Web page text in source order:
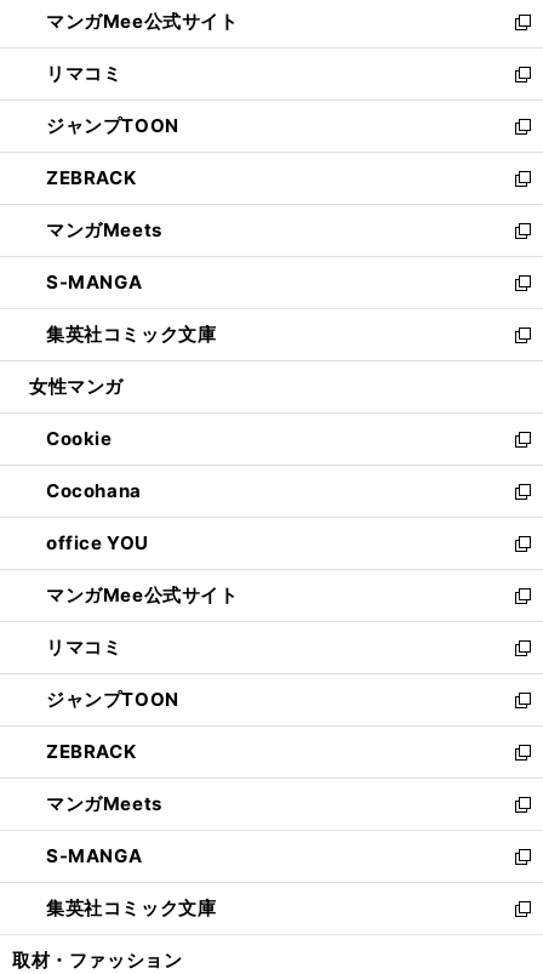
く
ド
ウ
で
開
く
ィ
ン
ド
ウ
で
開
く
い
ウ
ィ
ン
ド
ウ
で
開
く
マンガMee公式サイト
新
し
い
ウ
ィ
ン
ド
ウ
で
開
く
リマコミ
新
し
い
ウ
ィ
ン
ド
ウ
で
開
く
ジャンプTOON
新
し
い
ウ
ィ
ン
ド
ウ
で
開
ZEBRACK
新
し
い
ウ
ィ
ン
ド
ウ
開
く
マンガMeets
新
し
い
ウ
ィ
ン
ウ
で
開
く
S-MANGA
新
し
い
ウ
ン
ド
ウ
で
開
く
集英社コミック文庫
新
し
ウ
ィ
ン
ド
ウ
で
開
く
女性マンガ
Cookie
新
し
い
ウ
ィ
ン
ド
ウ
で
開
く
Cocohana
新
し
い
ウ
ィ
ン
ド
ウ
で
開
く
office YOU
新
し
い
ウ
ィ
ン
ド
ウ
で
開
く
マンガMee公式サイト
新
し
い
ウ
ィ
ン
ド
ウ
で
開
く
リマコミ
新
し
い
ウ
ィ
ン
ド
ウ
で
開
く
ジャンプTOON
新
し
い
ウ
ィ
ン
ド
ウ
で
開
ZEBRACK
新
し
い
ウ
ィ
ン
ド
ウ
マンガMeets
新
し
い
ウ
ィ
ン
S-MANGA
新
し
い
ウ
集英社コミック文庫
新
し
取材・ファッション